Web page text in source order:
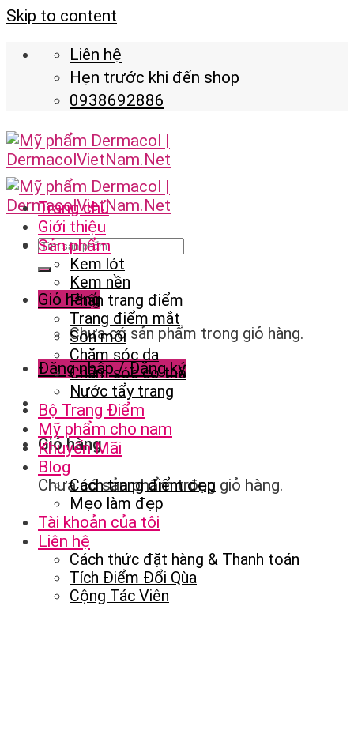
Skip to content
Liên hệ
Hẹn trước khi đến shop
0938692886
Giỏ hàng
Chưa có sản phẩm trong giỏ hàng.
Đăng nhập / Đăng ký
Giỏ hàng
Chưa có sản phẩm trong giỏ hàng.
Trang chủ
Giới thiệu
Sản phẩm
Kem lót
Kem nền
Phấn trang điểm
Trang điểm mắt
Son môi
Chăm sóc da
Chăm sóc cơ thể
Nước tẩy trang
Bộ Trang Điểm
Mỹ phẩm cho nam
Khuyến Mãi
Blog
Cách trang điểm đẹp
Mẹo làm đẹp
Tài khoản của tôi
Liên hệ
Cách thức đặt hàng & Thanh toán
Tích Điểm Đổi Qùa
Cộng Tác Viên